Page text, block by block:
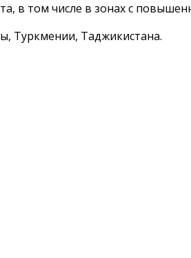
в том числе в зонах с
Туркмении, Таджикистана.